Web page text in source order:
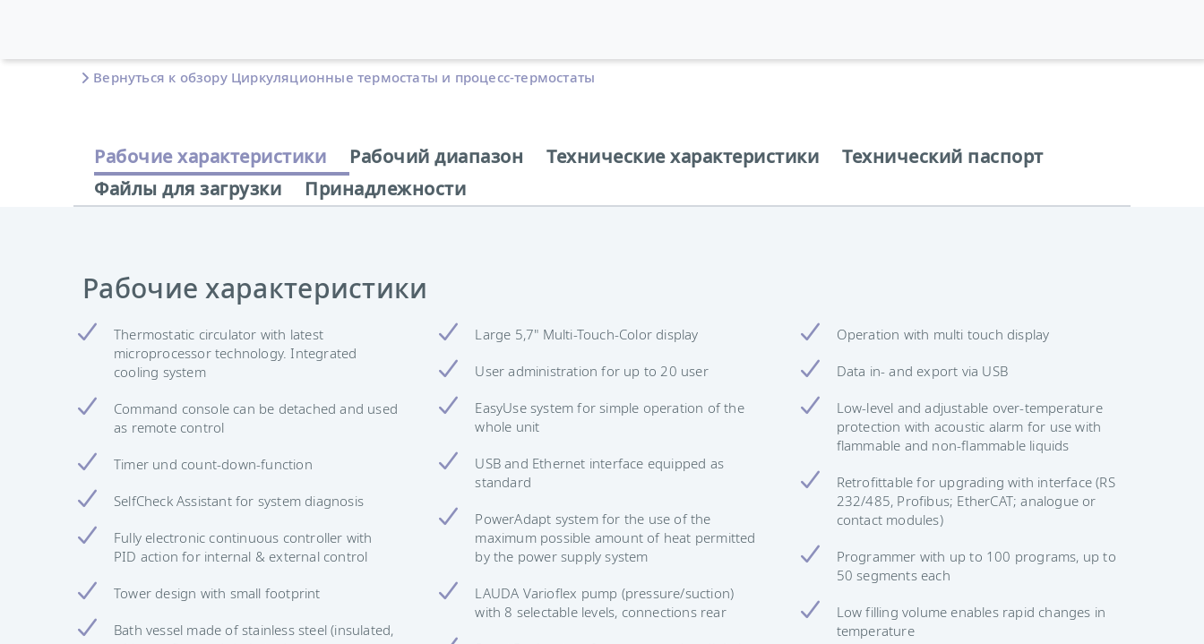
Вернуться к обзору Циркуляционные термостаты и процесс-термостаты
Рабочие характеристики Рабочий диапазон Технические характеристики
Технический паспорт
Файлы для загрузки
Принадлежности
Рабочие характеристики
Thermostatic circulator with latest
microprocessor technology. Integrated
cooling system
Command console can be detached and used
as remote control
Timer und count-down-function
SelfCheck Assistant for system diagnosis
Fully electronic continuous controller with
PID action for internal & external control
Tower design with small footprint
Bath vessel made of stainless steel (insulated,
Large 5,7" Multi-Touch-Color display
User administration for up to 20 user
EasyUse system for simple operation of the
whole unit
USB and Ethernet interface equipped as
standard
PowerAdapt system for the use of the
maximum possible amount of heat permitted
by the power supply system
LAUDA Varioflex pump (pressure/suction)
with 8 selectable levels, connections rear
Operation with multi touch display
Data in- and export via USB
Low-level and adjustable over-temperature
protection with acoustic alarm for use with
flammable and non-flammable liquids
Retrofittable for upgrading with interface (RS
232/485, Profibus; EtherCAT; analogue or
contact modules)
Programmer with up to 100 programs, up to
50 segments each
Low filling volume enables rapid changes in
temperature